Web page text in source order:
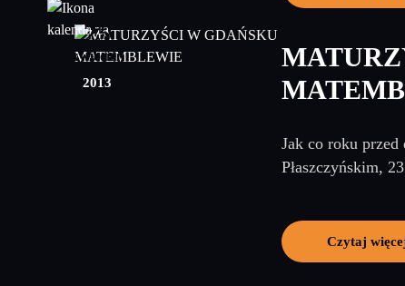
25
kwiecień
2013
Jak co roku przed
Płaszczyńskim,
Czytaj